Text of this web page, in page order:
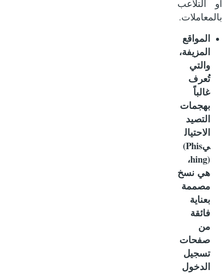
التلاعب
.
المواقع
المزيفة،
والتي
تُعرف
غالباً
بهجمات
التصيد
الاحتيال
(Phis
hing)،
هي نسخ
مصممة
بعناية
فائقة
من
صفحات
تسجيل
الدخول